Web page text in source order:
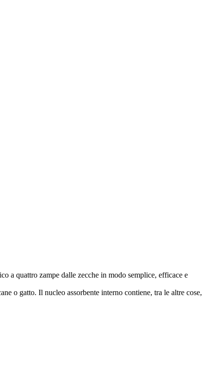
a quattro zampe dalle zecche in modo semplice, efficace e
o gatto. Il nucleo assorbente interno contiene, tra le altre cose,